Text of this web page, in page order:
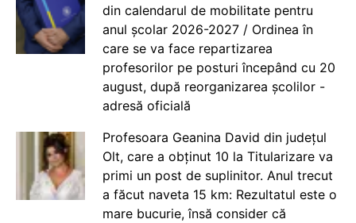
din calendarul de mobilitate pentru
anul școlar 2026-2027 / Ordinea în
care se va face repartizarea
profesorilor pe posturi începând cu 20
august, după reorganizarea școlilor -
adresă oficială
Profesoara Geanina David din județul
Olt, care a obținut 10 la Titularizare va
primi un post de suplinitor. Anul trecut
a făcut naveta 15 km: Rezultatul este o
mare bucurie, însă consider că